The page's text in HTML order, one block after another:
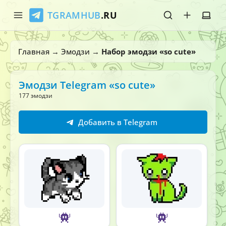
TGRAMHUB.RU
Главная
Стикеры
Эмодзи
Боты
Главная → Эмодзи → Набор эмодзи «so cute»
Эмодзи Telegram «so cute»
177 эмодзи
Добавить в Telegram